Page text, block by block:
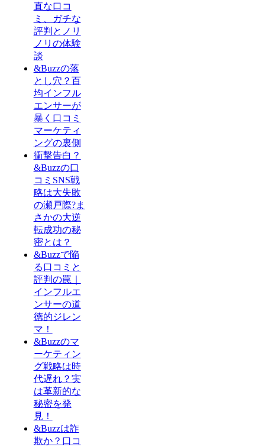
直な口コ
ミ、ガチな
評判とノリ
ノリの体験
談
&Buzzの落
とし穴？百
均インフル
エンサーが
暴く口コミ
マーケティ
ングの裏側
衝撃告白？
&Buzzの口
コミSNS戦
略は大失敗
の瀬戸際?ま
さかの大逆
転成功の秘
密とは？
&Buzzで陥
る口コミと
評判の罠｜
インフルエ
ンサーの道
徳的ジレン
マ！
&Buzzのマ
ーケティン
グ戦略は時
代遅れ？実
は革新的な
秘密を発
見！
&Buzzは詐
欺か？口コ